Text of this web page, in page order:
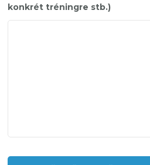
konkrét tréningre stb.)